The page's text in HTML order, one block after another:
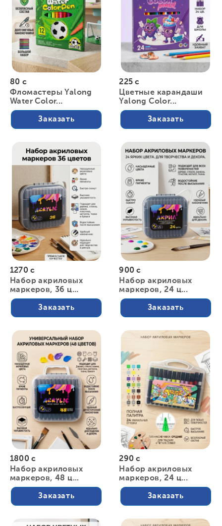
80 с
Фломастеры Yalong
Water Color...
Заказать
225 с
Цветные карандаши
Yalong Color...
Заказать
1270 с
Набор акриловых
маркеров, 36 ц...
Заказать
900 с
Набор акриловых
маркеров, 24 ц...
Заказать
1800 с
Набор акриловых
маркеров, 48 ц...
Заказать
290 с
Набор акриловых
маркеров, 24 ц...
Заказать